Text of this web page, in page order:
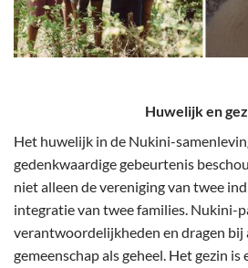
Huwelijk en
Het huwelijk in de Nukini-
gedenkwaardige gebeurtenis
niet alleen de vereniging van twee
integratie van twee families. Nukini-
verantwoordelijkheden en dragen bij
gemeenschap als geheel. Het gezin